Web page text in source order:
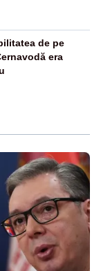
de pe
era